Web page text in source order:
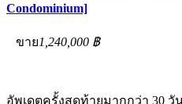
Condominium]
ขาย1,240,000 ฿
อัพเดตครั้งสุดท้ายมากกว่า 30 วั